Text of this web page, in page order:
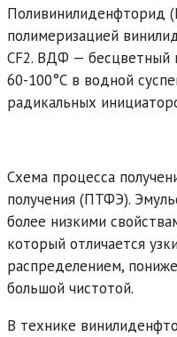
Поливинилиденфторид
полимеризацией
СF2. ВДФ — бесцветный
60-100°С в водной
радикальных
Схема процесса
получения (ПТФЭ).
более низкими
который отличается
распределением,
большой чистотой.
В технике